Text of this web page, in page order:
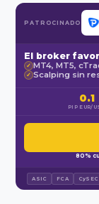
PATROCINADO
El broker
✓ MT4, MT5,
✓ Scalping sin
0.1
PIP EUR/
80%
ASIC FCA CySEC